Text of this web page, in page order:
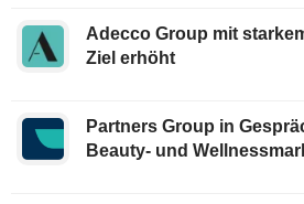
Adecco Group mit
Ziel erhöht
Partners Group in
Beauty- und